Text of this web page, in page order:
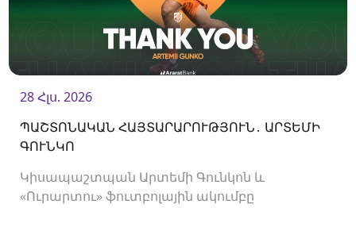
28 Հլս. 2026
ՊԱՇՏՈՆԱԿԱՆ ՀԱՅՏԱՐԱՐՈՒԹՅՈՒՆ․ ԱՐՏԵՄԻ
ԳՈՒՆԿՈ
Կիսապաշտպան Արտեմի Գունկոն և
«Ուրարտու» ֆուտբոլային ակումբը